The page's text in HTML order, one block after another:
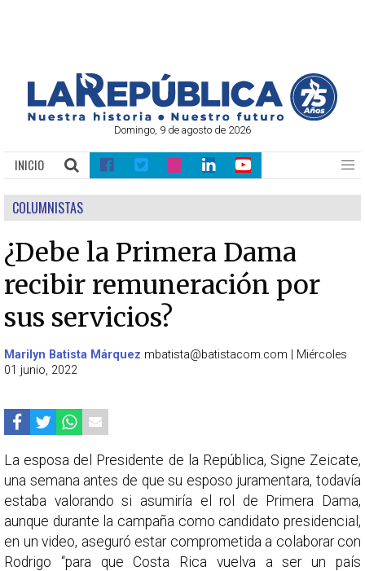
Domingo, 9 de agosto de 2026
INICIO
COLUMNISTAS
¿Debe la Primera Dama
recibir remuneración por
sus servicios?
Marilyn Batista Márquez mbatista@batistacom.com
Miércoles
01 junio, 2022
La esposa del Presidente de la República, Signe Zeicate,
una semana antes de que su esposo juramentara, todavía
estaba valorando si asumiría el rol de Primera Dama,
aunque durante la campaña como candidato presidencial,
en un video, aseguró estar comprometida a colaborar con
Rodrigo “para que Costa Rica vuelva a ser un país